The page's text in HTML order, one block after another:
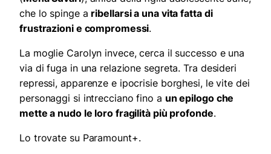
che lo spinge a ribellarsi a una vita fatta di
frustrazioni e compromessi.
La moglie Carolyn invece, cerca il successo e una
via di fuga in una relazione segreta. Tra desideri
repressi, apparenze e ipocrisie borghesi, le vite dei
personaggi si intrecciano fino a un epilogo che
mette a nudo le loro fragilità più profonde.
Lo trovate su Paramount+.